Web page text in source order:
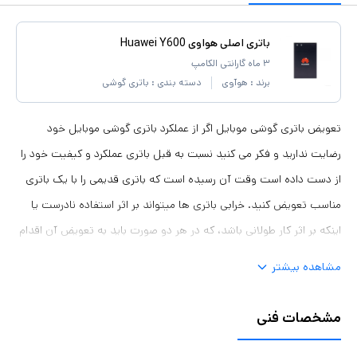
باتری اصلی هواوی Huawei Y600
۳ ماه گارانتی الکامپ
برند : هوآوی دسته بندی : باتری گوشی
تعویض باتری گوشی موبایل اگر از عملکرد باتری گوشی موبایل خود
رضایت ندارید و فکر می کنید نسبت به قبل باتری عملکرد و کیفیت خود را
از دست داده است وقت آن رسیده است که باتری قدیمی را با یک باتری
مناسب تعویض کنید. خرابی باتری ها میتواند بر اثر استفاده نادرست یا
اینکه بر اثر کار طولانی باشد، که در هر دو صورت باید به تعویض آن اقدام
موبایل کمک کند. همین امر باعث شده است که باتری های موجود در
مشاهده بیشتر
مشخصات فنی